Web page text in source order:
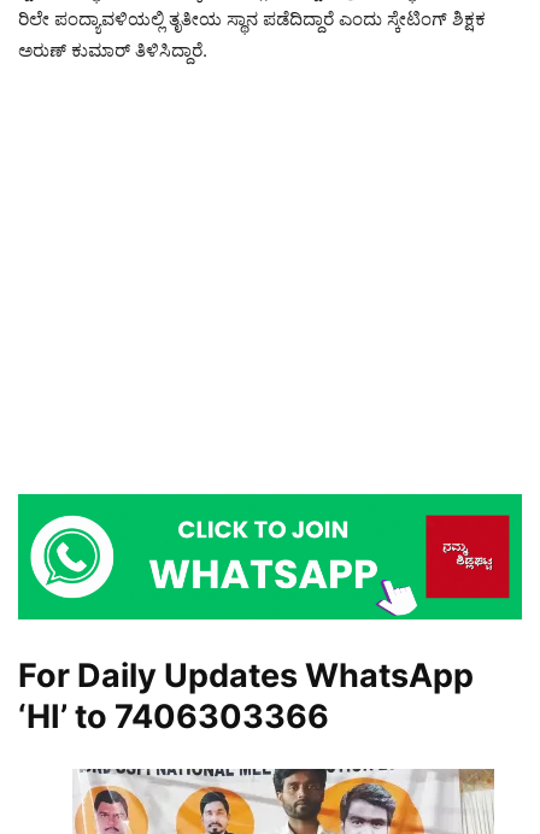
ರಿಲೇ ಪಂದ್ಯಾವಳಿಯಲ್ಲಿ ತೃತೀಯ ಸ್ಥಾನ ಪಡೆದಿದ್ದಾರೆ ಎಂದು ಸ್ಕೇಟಿಂಗ್ ಶಿಕ್ಷಕ
ಅರುಣ್ ಕುಮಾರ್ ತಿಳಿಸಿದ್ದಾರೆ.
For Daily Updates WhatsApp
‘HI’ to 7406303366